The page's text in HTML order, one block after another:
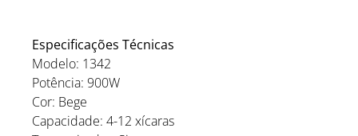
Especificações Técnicas
Modelo: 1342
Potência: 900W
Cor: Bege
Capacidade: 4-12 xícaras